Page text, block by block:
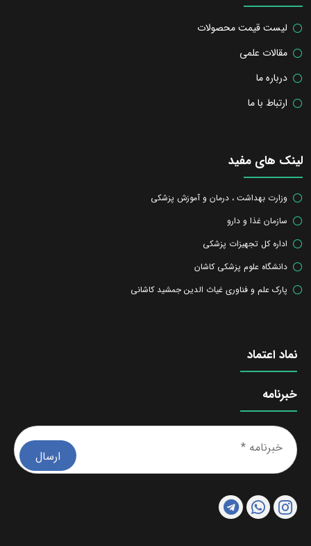
لیست قیمت محصولات
مقالات علمی
درباره ما
ارتباط با ما
لینک های مفید
وزارت بهداشت ، درمان و آموزش پزشکی
سازمان غذا و دارو
اداره کل تجهیزات پزشکی
دانشگاه علوم پزشکی کاشان
پارک علم و فناوری غیاث الدین جمشید کاشانی
نماد اعتماد
خبرنامه
*